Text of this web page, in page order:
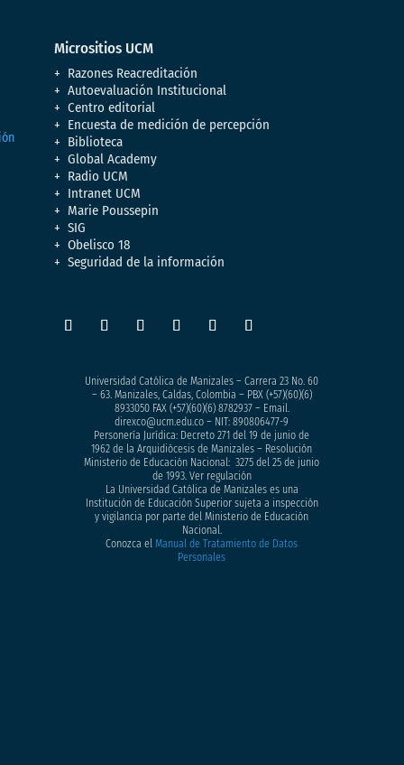
Micrositios UCM
Razones Reacreditación
Autoevaluación Institucional
Centro editorial
Encuesta de medición de percepción
Biblioteca
Global Academy
Radio UCM
Intranet UCM
Marie Poussepin
SIG
Obelisco 18
Seguridad de la información
Universidad Católica de Manizales – Carrera 23 No. 60
– 63. Manizales, Caldas, Colombia – PBX (+57)(60)(6)
8933050FAX (+57)(60)(6) 8782937 – Email.
direxco@ucm.edu.co – NIT: 890806477-9
Personería Jurídica: Decreto 271 del 19 de junio de
1962 de la Arquidiócesis de Manizales – Resolución
Ministerio de Educación Nacional: 3275 del 25 de junio
de 1993. Ver regulación
La Universidad Católica de Manizales es una
Institución de Educación Superior sujeta a inspección
y vigilancia por parte del Ministerio de Educación
Nacional.
Conozca elManual de Tratamiento de Datos
Personales